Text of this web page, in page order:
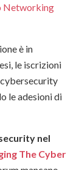
Networking
è in
le iscrizioni
le adesioni di
nel
The Cyber